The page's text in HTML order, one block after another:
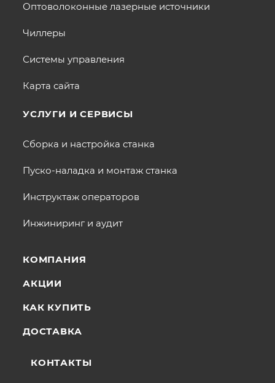
Оптоволоконные лазерные источники
Чиллеры
Системы управления
Карта сайта
УСЛУГИ И СЕРВИСЫ
Сборка и настройка станка
Пуско-наладка и монтаж станка
Инструктаж операторов
Инжиниринг и аудит
КОМПАНИЯ
АКЦИИ
КАК КУПИТЬ
ДОСТАВКА
КОНТАКТЫ